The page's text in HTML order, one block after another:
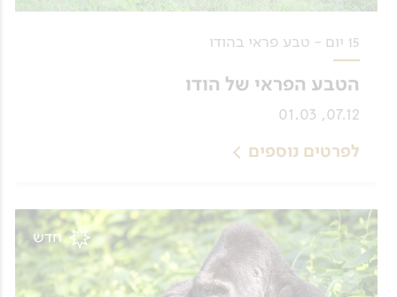
15 יום - טבע פראי בהודו
הטבע הפראי של הודו
07.12, 01.03
לפרטים נוספים
חדש